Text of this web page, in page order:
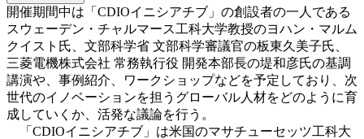
開催期間中は「CDIOイニシアチブ」の創設者の一人である
スウェーデン・チャルマース工科大学教授のヨハン・マルム
クイスト氏、文部科学省 文部科学審議官の板東久美子氏、
三菱電機株式会社 常務執行役 開発本部長の堤和彦氏の基調
講演や、事例紹介、ワークショップなどを予定しており、次
世代のイノベーションを担うグローバル人材をどのように育
成していくか、活発な議論を行う。
「CDIOイニシアチブ」は米国のマサチューセッツ工科大